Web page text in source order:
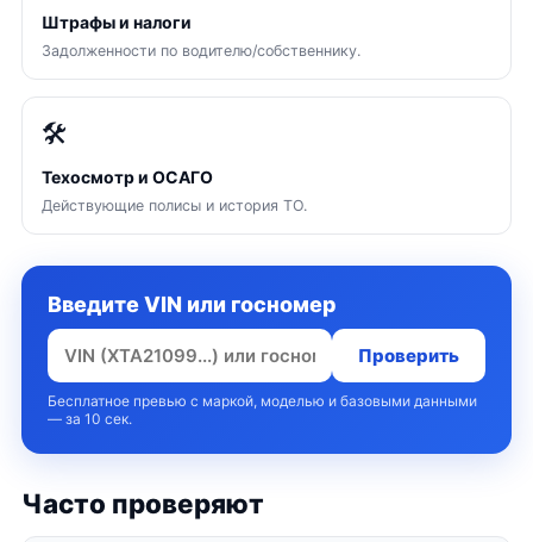
Штрафы и налоги
Задолженности по водителю/собственнику.
🛠
Техосмотр и ОСАГО
Действующие полисы и история ТО.
Введите VIN или госномер
Проверить
Бесплатное превью с маркой, моделью и базовыми данными
— за 10 сек.
Часто проверяют